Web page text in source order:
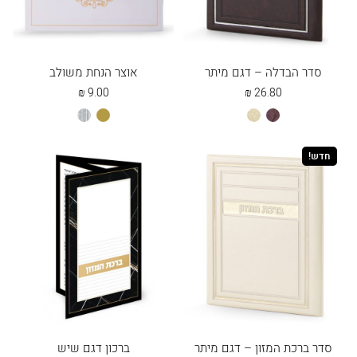
סדר הבדלה – דגם מיתר
26.80
₪
חום שמנת
אוצר הנחת משולב
9.00
₪
זהב כסוף
חדש!
סדר ברכת המזון – דגם מיתר ברכון דגם שיש